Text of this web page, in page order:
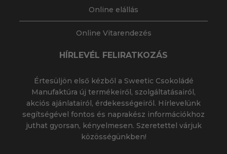
Online elállás
Online Vitarendezés
HÍRLEVÉL FELIRATKOZÁS
Értesüljön első kézből a Sweetic Csokoládé
Manufaktúra új termékeiről, szolgáltatásairól,
akciós ajánlatairól, érdekességeiről. Hírlevelünk
segítségével fontos és naprakész információkhoz
juthat gyorsan, kényelmesen. Szeretettel várjuk
közösségünkben!